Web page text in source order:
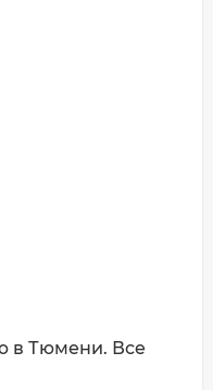
в Тюмени. Все